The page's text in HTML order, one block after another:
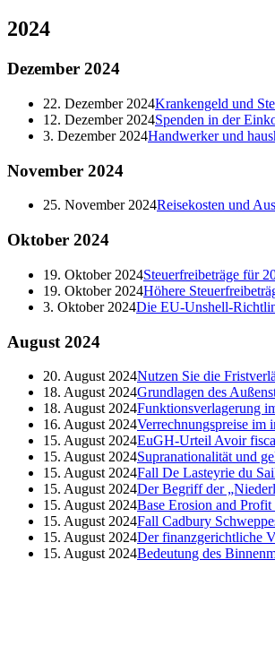
2024
Dezember 2024
22. Dezember 2024Krankengeld und
12. Dezember 2024Spenden in der
3. Dezember 2024Handwerker und
November 2024
25. November 2024Reisekosten und
Oktober 2024
19. Oktober 2024Steuerfreibeträge für
19. Oktober 2024Höhere
3. Oktober 2024Die EU-Unshell-
August 2024
20. August 2024Nutzen Sie die
18. August 2024Grundlagen des
18. August 2024Funktionsverlagerung
16. August 2024Verrechnungspreise im
15. August 2024EuGH-Urteil Avoir
15. August 2024Supranationalität und
15. August 2024Fall De Lasteyrie du
15. August 2024Der Begriff der
15. August 2024Base Erosion and
15. August 2024Fall Cadbury
15. August 2024Der finanzgerichtliche
15. August 2024Bedeutung des